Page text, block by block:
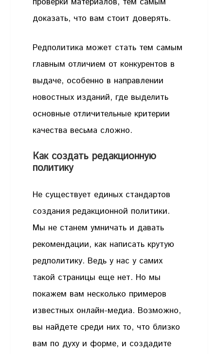
доказать, что вам стоит доверять.
Редполитика может стать тем самым
главным отличием от конкурентов в
выдаче, особенно в направлении
новостных изданий, где выделить
основные отличительные критерии
качества весьма сложно.
Как создать редакционную
политику
Не существует единых стандартов
создания редакционной политики.
Мы не станем умничать и давать
рекомендации, как написать крутую
редполитику. Ведь у нас у самих
такой страницы еще нет. Но мы
покажем вам несколько примеров
известных онлайн-медиа. Возможно,
вы найдете среди них то, что близко
вам по духу и форме, и создадите